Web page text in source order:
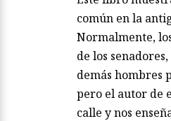
común en la
Normalmente,
de los
demás hombres
pero el autor de
calle y nos